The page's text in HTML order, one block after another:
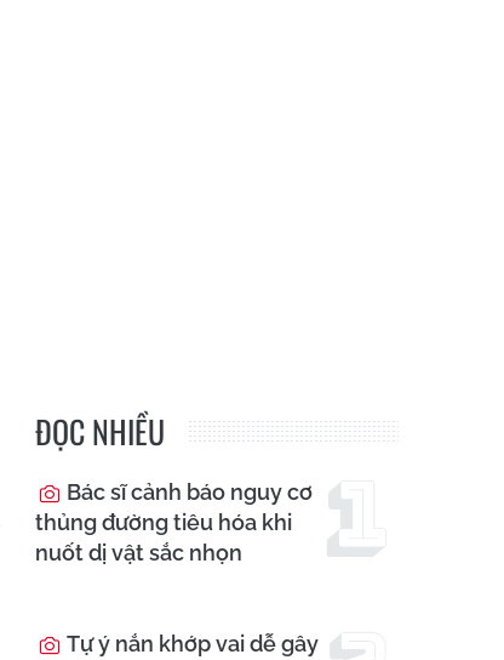
ĐỌC NHIỀU
Bác sĩ cảnh báo nguy cơ
thủng đường tiêu hóa khi
nuốt dị vật sắc nhọn
Tự ý nắn khớp vai dễ gây